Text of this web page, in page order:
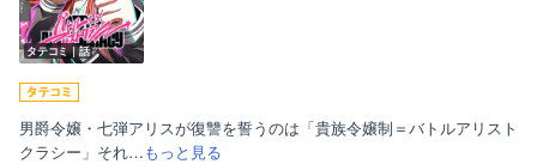
タテコミ｜話
男爵令嬢・七弾アリスが復讐を誓うのは「貴族令嬢制＝バトルアリスト
クラシー」それ…もっと見る